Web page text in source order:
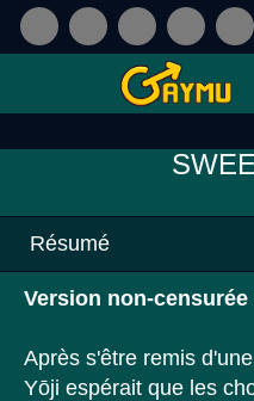
Résumé
Version non-censurée
Après s'être remis
Yōji espérait que les